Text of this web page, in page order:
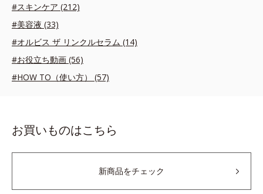
#スキンケア (212)
#美容液 (33)
#オルビス ザ リンクルセラム (14)
#お役立ち動画 (56)
#HOW TO（使い方） (57)
お買いものはこちら
新商品をチェック